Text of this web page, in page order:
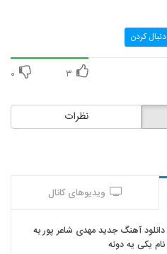
دنبال کردن
۳ ۰
نظرات
ویدیوهای کانال
دانلود آهنگ جدید مهدی شاعر پور به
نام یکی یه دونه